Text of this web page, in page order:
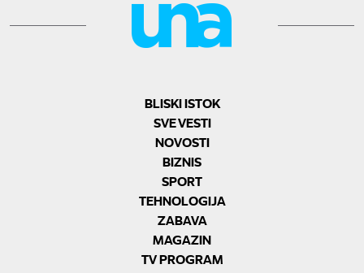
BLISKI ISTOK
SVE VESTI
NOVOSTI
BIZNIS
SPORT
TEHNOLOGIJA
ZABAVA
MAGAZIN
TV PROGRAM